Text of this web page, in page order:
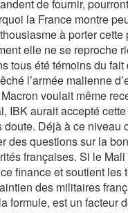
de fournir,
la France montre
à porter cette
elle ne se reproche
tous été témoins du
l’armée malienne
voulait même
IBK aurait accepté
doute. Déjà à ce niveau
des questions sur la
françaises. Si le
finance et soutient les
des militaires
formule, est un facteur